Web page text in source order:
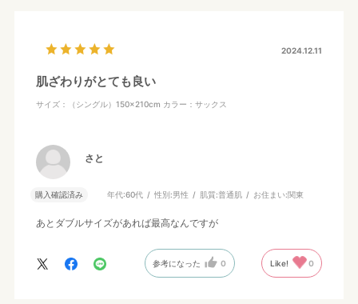
2024.12.11
肌ざわりがとても良い
サイズ：（シングル）150×210cm カラー：サックス
さと
購入確認済み 年代:60代 性別:男性 肌質:普通肌 お住まい:関東
あとダブルサイズがあれば最高なんですが
参考になった 0 Like! 0